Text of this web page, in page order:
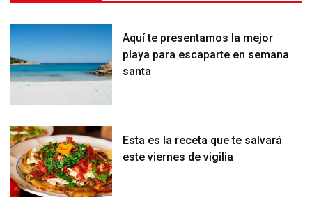
Aquí te presentamos la mejor
playa para escaparte en semana
santa
Esta es la receta que te salvará
este viernes de vigilia